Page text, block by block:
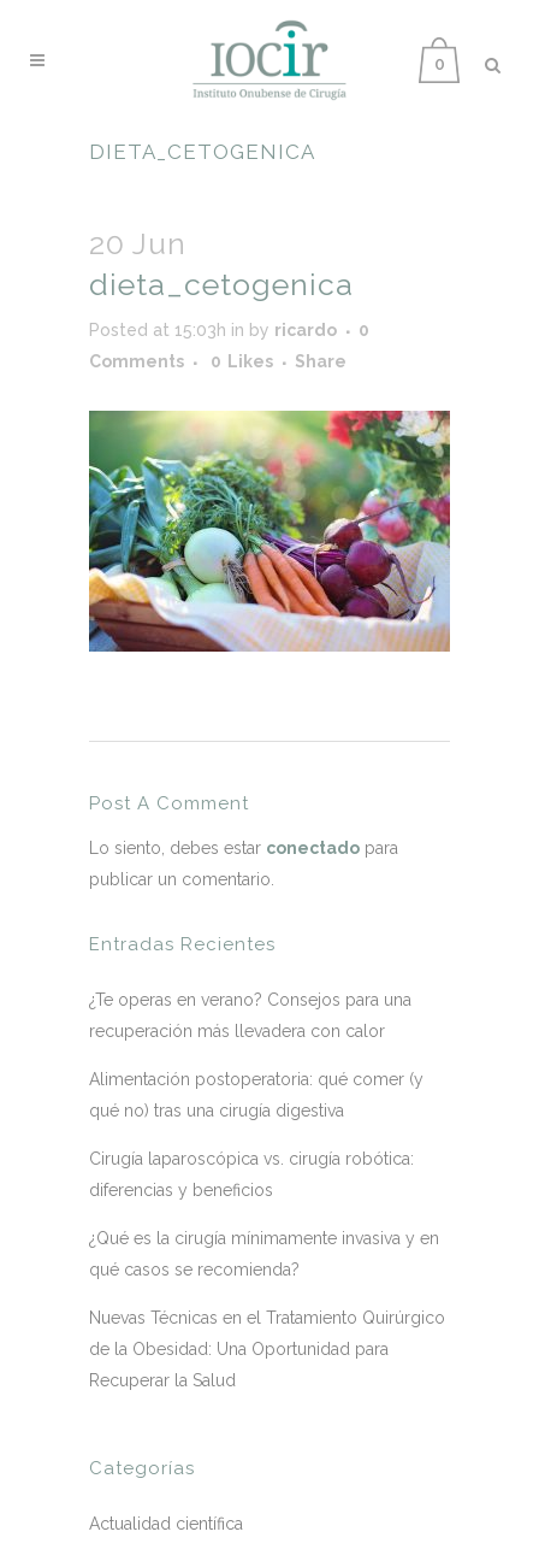
0
DIETA_CETOGENICA
20 Jun
dieta_cetogenica
Posted at 15:03h in by ricardo
0
Comments
0 Likes Share
Post A Comment
Lo siento, debes estar conectado para
publicar un comentario.
Entradas Recientes
¿Te operas en verano? Consejos para una
recuperación más llevadera con calor
Alimentación postoperatoria: qué comer (y
qué no) tras una cirugía digestiva
Cirugía laparoscópica vs. cirugía robótica:
diferencias y beneficios
¿Qué es la cirugía mínimamente invasiva y en
qué casos se recomienda?
Nuevas Técnicas en el Tratamiento Quirúrgico
de la Obesidad: Una Oportunidad para
Recuperar la Salud
Categorías
Actualidad científica